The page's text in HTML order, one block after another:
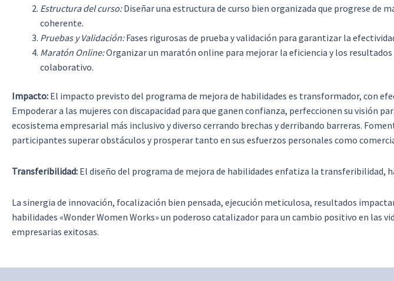
Estructura del curso:Diseñar una estructura de curso bien organizada que progrese de
coherente.
Pruebas y Validación:Fases rigurosas de prueba y validación para garantizar la
Maratón Online:Organizar un maratón online para mejorar la eficiencia y los
colaborativo.
Impacto: El impacto previsto del programa de mejora de habilidades es transformador, con
Empoderar a las mujeres con discapacidad para que ganen confianza, perfeccionen su visión
ecosistema empresarial más inclusivo y diverso cerrando brechas y derribando barreras.
participantes superar obstáculos y prosperar tanto en sus esfuerzos personales como
Transferibilidad: El diseño del programa de mejora de habilidades enfatiza la transferibilidad,
La sinergia de innovación, focalización bien pensada, ejecución meticulosa, resultados
habilidades «Wonder Women Works» un poderoso catalizador para un cambio positivo en las
empresarias exitosas.